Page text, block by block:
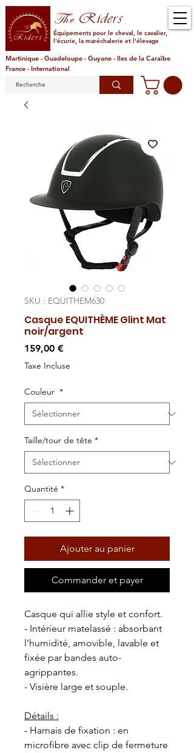
TheRiders
Équipements pour le cheval, le cavalier,
l'écurie, la maréchalerie et l'élevage
Martinique - Guadeloupe - Guyane - Iles de la Caraïbe
France - International
SKU : EQUITHEM630
Casque EQUITHÈME Glint Mat
noir/argent
159,00 €Prix
Taxe Incluse
Couleur *
Taille/tour de tête *
Quantité *
Ajouter au panier
Commander et payer
Casque qui allie style et confort.
- Intérieur matelassé : absorbant
l’humidité, amovible, lavable et
fixée par bandes auto-
agrippantes.
- Visière large et souple.
Détails :
- Harnais de fixation : en
microfibre avec clip de fermeture